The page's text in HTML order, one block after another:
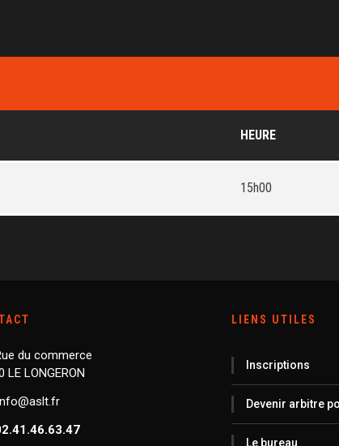
HEURE
15h00
du commerce
LE LONGERON
LIENS UTILES
Inscriptions
Devenir arbitre
Le bureau